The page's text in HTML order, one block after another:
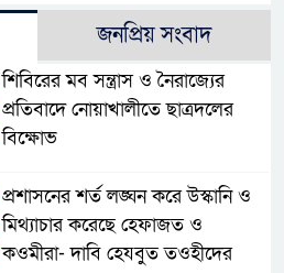
জনপ্রিয় সংবাদ
শিবিরের মব সন্ত্রাস ও নৈরাজ্যের
প্রতিবাদে নোয়াখালীতে ছাত্রদলের
বিক্ষোভ
প্রশাসনের শর্ত লঙ্ঘন করে উস্কানি ও
মিথ্যাচার করেছে হেফাজত ও
কওমীরা- দাবি হেযবুত তওহীদের